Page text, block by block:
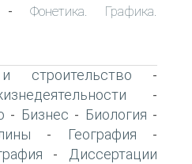
Фонетика. Графика.
строительство -
-
- Бизнес - Биология -
- География -
-
Диссертации